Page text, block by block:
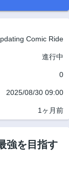
Comic Ride
進行中
0
2025/08/30 09:00
1ヶ月前
強を目指す